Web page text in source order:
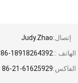
إتصال:Judy.Zhao
الهاتف ::86-18918264392
الفاكس:86-21-61625929